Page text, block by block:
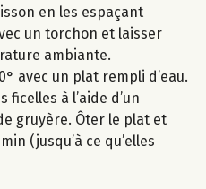
en les espaçant
un torchon et laisser
ambiante.
avec un plat rempli d’eau.
ficelles à l’aide d’un
gruyère. Ôter le plat et
(jusqu’à ce qu’elles